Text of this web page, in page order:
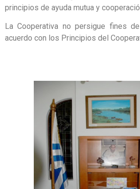
principios de ayuda mutua y
La Cooperativa no persigue fines
acuerdo con los Principios del